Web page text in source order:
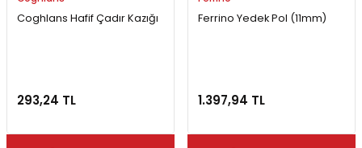
Coghlans Hafif Çadır Kazığı
293,24 TL
Ferrino Yedek Pol (11mm)
1.397,94 TL